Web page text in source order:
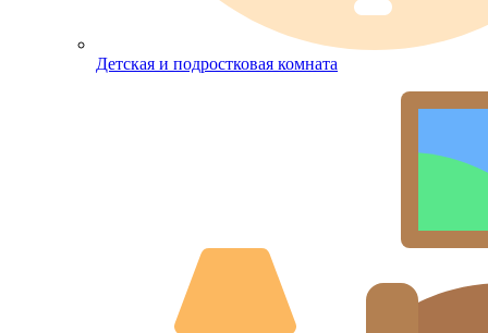
Детская и подростковая комната